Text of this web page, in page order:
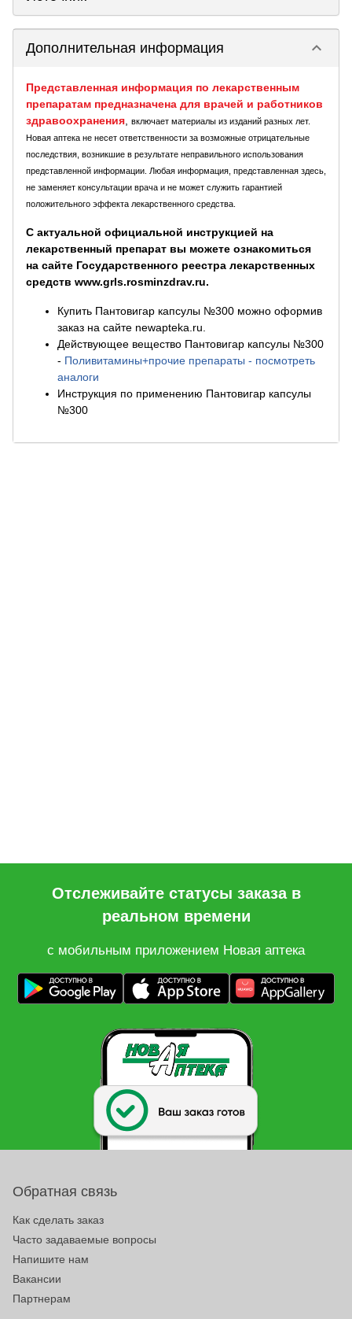
Дополнительная информация keyboard_arrow_down
Представленная информация по лекарственным
препаратам предназначена для врачей и работников
здравоохранения
включает материалы из изданий разных лет.
Новая аптека не несет ответственности за возможные отрицательные
последствия, возникшие в результате неправильного использования
представленной информации. Любая информация, представленная здесь,
не заменяет консультации врача и не может служить гарантией
положительного эффекта лекарственного средства.
С актуальной официальной инструкцией на
лекарственный препарат вы можете ознакомиться
на сайте Государственного реестра лекарственных
средств www.grls.rosminzdrav.ru.
Купить Пантовигар капсулы №300 можно оформив
заказ на сайте newapteka.ru.
Действующее вещество Пантовигар капсулы №300
- Поливитамины+прочие препараты - посмотреть
аналоги
Инструкция по применению Пантовигар капсулы
№300
Отслеживайте статусы заказа в
реальном времени
с мобильным приложением Новая аптека
Обратная связь
Как сделать заказ
Часто задаваемые вопросы
Напишите нам
Вакансии
Партнерам